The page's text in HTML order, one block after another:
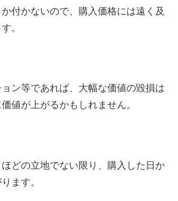
付かないので、購入価格には遠く及
。
ン等であれば、大幅な価値の毀損は
値が上がるかもしれません。
どの立地でない限り、購入した日か
ます。